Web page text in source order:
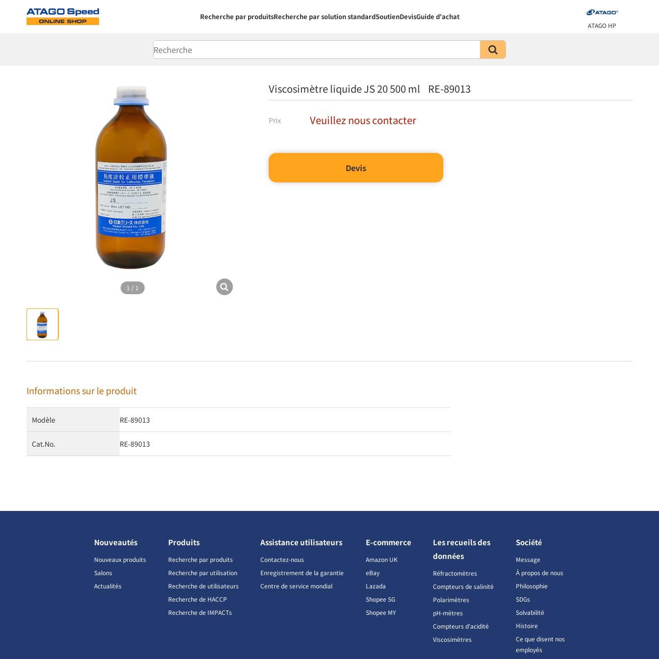
Recherche par produitsRecherche par solution standardSoutienDevisGuide d'achat
ATAGO HP
1 / 1
Viscosimètre liquide JS 20 500 ml RE-89013
Prix Veuillez nous contacter
Devis
Informations sur le produit
Modèle RE-89013
Cat.No. RE-89013
Nouveautés
Nouveaux produits
Salons
Actualités
Produits
Recherche par produits
Recherche par utilisation
Recherche de utilisateurs
Recherche de HACCP
Recherche de IMPACTs
Assistance utilisateurs
Contactez-nous
Enregistrement de la garantie
Centre de service mondial
E-commerce
Amazon UK
eBay
Lazada
Shopee SG
Shopee MY
Les recueils des
données
Réfractomètres
Compteurs de salinité
Polarimètres
pH-mètres
Compteurs d'acidité
Viscosimètres
Société
Message
À propos de nous
Philosophie
SDGs
Solvabilité
Histoire
Ce que disent nos
employés